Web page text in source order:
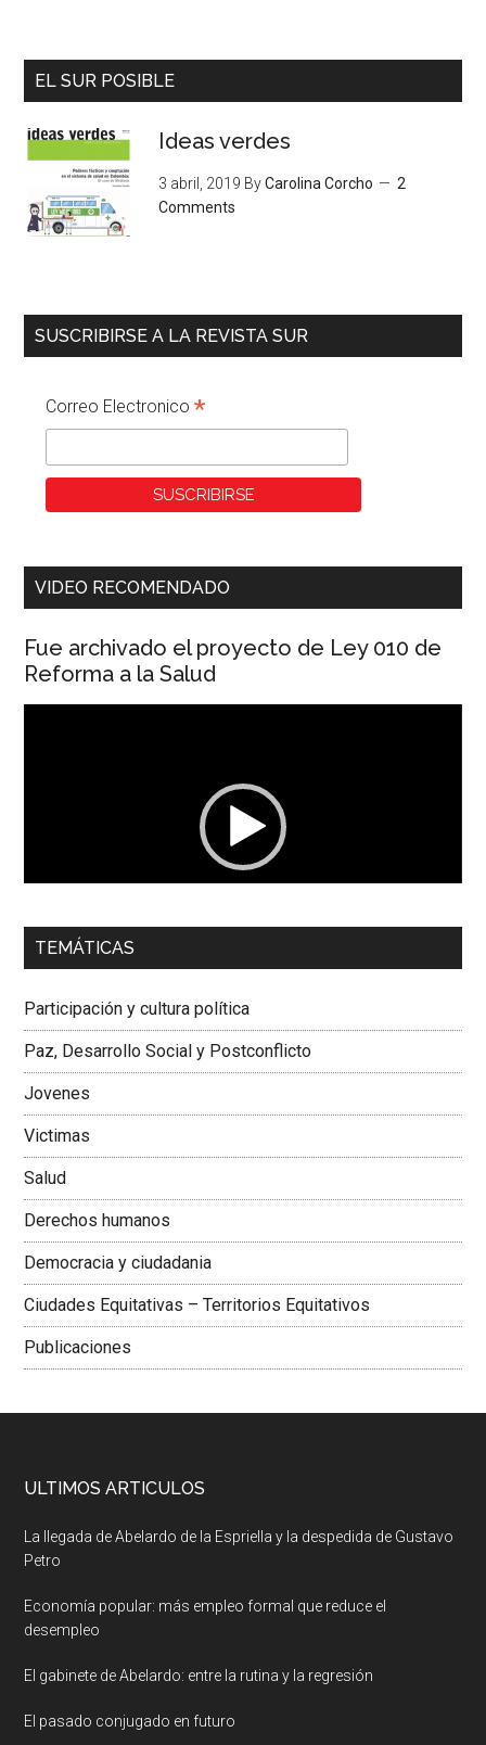
EL SUR POSIBLE
Ideas verdes
3 abril, 2019 ByCarolina Corcho
2
Comments
SUSCRIBIRSE A LA REVISTA SUR
Correo Electronico*
VIDEO RECOMENDADO
Fue archivado el proyecto de Ley 010 de
Reforma a la Salud
00:00 01:04
Dra. Carolina Corcho Mejía,Presidenta Corporación
Colombiana
TEMÁTICAS
Participación y cultura política
Paz, Desarrollo Social y Postconflicto
Jovenes
Victimas
Salud
Derechos humanos
Democracia y ciudadania
Ciudades Equitativas – Territorios Equitativos
Publicaciones
ULTIMOS ARTICULOS
La llegada de Abelardo de la Espriella y la despedida de Gustavo
Petro
Economía popular: más empleo formal que reduce el
desempleo
El gabinete de Abelardo: entre la rutina y la regresión
El pasado conjugado en futuro